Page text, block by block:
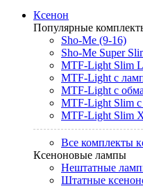
Ксенон
Популярные
Sho-Me (9-16)
Sho-Me Super
MTF-Light Slim
MTF-Light с
MTF-Light с
MTF-Light Slim
MTF-Light Slim
Все комплекты
Ксеноновые лампы
Нештатные
Штатные